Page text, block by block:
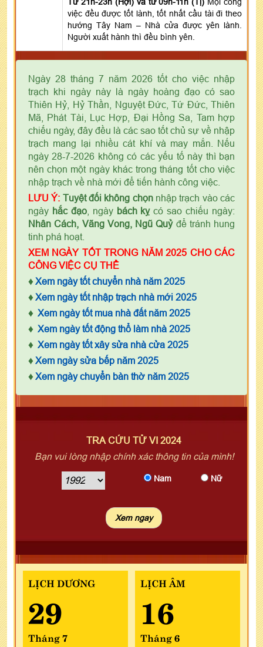
việc đều được tốt lành, tốt nhất cầu tài đi theo
hướng Tây Nam – Nhà cửa được yên lành.
Người xuất hành thì đều bình yên.
Ngày 28 tháng 7 năm 2026 tốt cho việc nhập
trạch khi ngày này là ngày hoàng đạo có sao
Thiên Hỷ, Hỷ Thần, Nguyệt Đức, Tứ Đức, Thiên
Mã, Phát Tài, Lục Hợp, Đại Hồng Sa, Tam hợp
chiếu ngày, đây đều là các sao tốt chủ sự về nhập
trạch mang lại nhiều cát khí và may mắn. Nếu
ngày 28-7-2026 không có các yếu tố này thì bạn
nên chọn một ngày khác trong tháng tốt cho việc
nhập trạch về nhà mới để tiến hành công việc.
LƯU Ý: Tuyệt đối không chọnnhập trạch vào các
ngày hắc đạo, ngày bách kỵcó sao chiếu ngày:
Nhân Cách, Vãng Vong, Ngũ Quỷđể tránh hung
tinh phá hoạt.
XEM NGÀY TỐT TRONG NĂM 2025 CHO CÁC
CÔNG VIỆC CỤ THỂ
♦ Xem ngày tốt chuyển nhà năm 2025
♦ Xem ngày tốt nhập trạch nhà mới 2025
♦ Xem ngày tốt mua nhà đất năm 2025
♦ Xem ngày tốt động thổ làm nhà 2025
♦ Xem ngày tốt xây sửa nhà cửa 2025
♦ Xem ngày sửa bếp năm 2025
♦ Xem ngày chuyển bàn thờ năm 2025
TRA CỨU TỬ VI 2024
Bạn vui lòng nhập chính xác thông tin của mình!
Nam Nữ
LỊCH DƯƠNG
29
Tháng 7
LỊCH ÂM
16
Tháng 6